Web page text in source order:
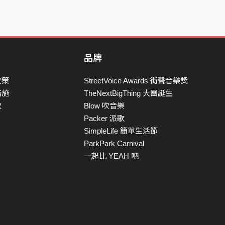
策
施
品牌
StreetVoice Awards 街聲音樂獎
TheNextBigThing 大團誕生
Blow 吹音樂
Packer 派歌
SimpleLife 簡單生活節
ParkPark Carnival
一起比 YEAH 吧